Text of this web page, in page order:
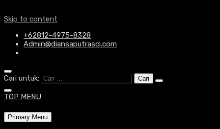
Skip to content
+62812-4975-8328
Admin@diansaputrasci.com
Cari untuk:
TOP MENU
Primary Menu